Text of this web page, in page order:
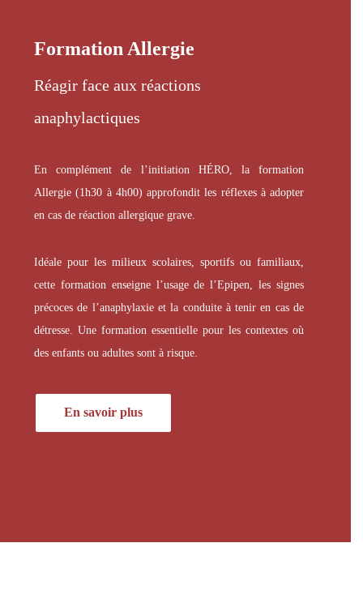
Formation Allergie
Réagir face aux réactions
anaphylactiques
En complément de l’initiation HÉRO, la formation
Allergie (1h30 à 4h00) approfondit les réflexes à adopter
en cas de réaction allergique grave.
Idéale pour les milieux scolaires, sportifs ou familiaux,
cette formation enseigne l’usage de l’Epipen, les signes
précoces de l’anaphylaxie et la conduite à tenir en cas de
détresse. Une formation essentielle pour les contextes où
des enfants ou adultes sont à risque.
En savoir plus